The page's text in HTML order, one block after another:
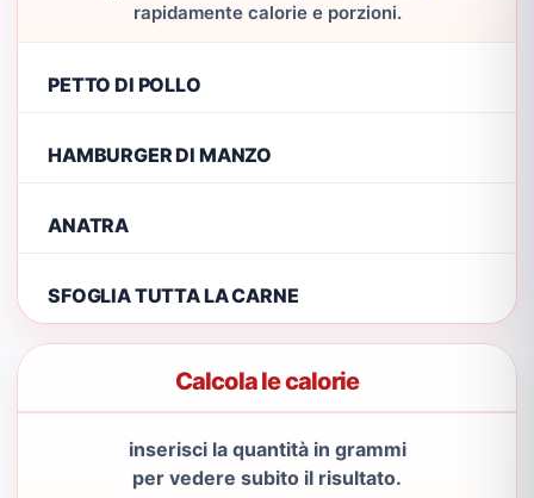
rapidamente calorie e porzioni.
PETTO DI POLLO
HAMBURGER DI MANZO
ANATRA
SFOGLIA TUTTA LA CARNE
Calcola le calorie
inserisci la quantità in grammi
per vedere subito il risultato.